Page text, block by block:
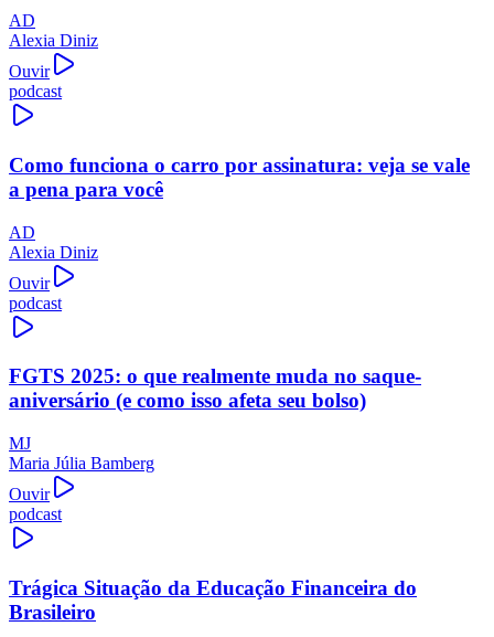
AD
Alexia Diniz
Ouvir
podcast
Como funciona o carro por assinatura: veja se vale
a pena para você
AD
Alexia Diniz
Ouvir
podcast
FGTS 2025: o que realmente muda no saque-
aniversário (e como isso afeta seu bolso)
MJ
Maria Júlia Bamberg
Ouvir
podcast
Trágica Situação da Educação Financeira do
Brasileiro